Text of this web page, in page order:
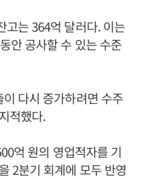
고는 364억 달러다. 이는
안 공사할 수 있는 수준
다시 증가하려면 수주
적했다.
억 원의 영업적자를 기
2분기 회계에 모두 반영